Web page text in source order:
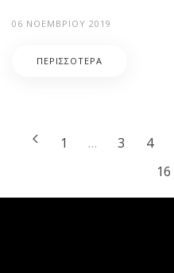
06 ΝΟΕΜΒΡΊΟΥ 2019
ΠΕΡΙΣΣΌΤΕΡΑ
1 … 3 4
16